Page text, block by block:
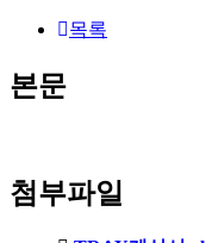
목록
본문
첨부파일